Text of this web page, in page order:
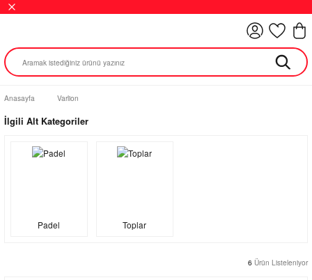
Anasayfa Varlion
İlgili Alt Kategoriler
Padel Toplar
6 Ürün Listeleniyor